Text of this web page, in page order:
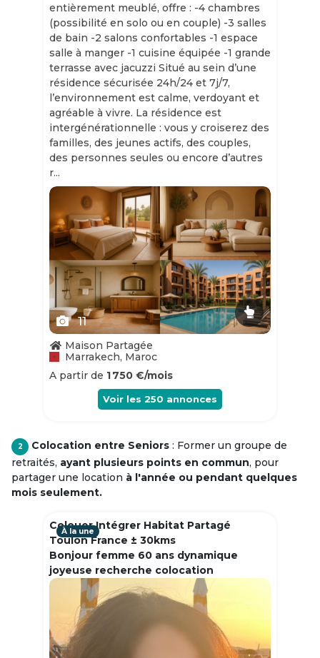
entièrement meublé, offre : -4 chambres
(possibilité en solo ou en couple) -3 salles
de bain -2 salons confortables -1 espace
salle à manger -1 cuisine équipée -1 grande
terrasse avec jacuzzi Situé au sein d’une
résidence sécurisée 24h/24 et 7j/7,
l’environnement est calme, verdoyant et
agréable à vivre. La résidence est
intergénérationnelle : vous y croiserez des
familles, des jeunes actifs, des couples,
des personnes seules ou encore d’autres
r...
Slide 1 of 11
11
Maison Partagée
Marrakech, Maroc
A partir de 1 750 €/mois
Voir les 250 annonces
2 Colocation entre Seniors : Former un groupe de
retraités, ayant plusieurs points en commun, pour
partager une location à l'année ou pendant quelques
mois seulement.
Colouer Intégrer Habitat Partagé
Toulon France ± 30kms
Bonjour femme 60 ans dynamique
joyeuse recherche colocation
À la une